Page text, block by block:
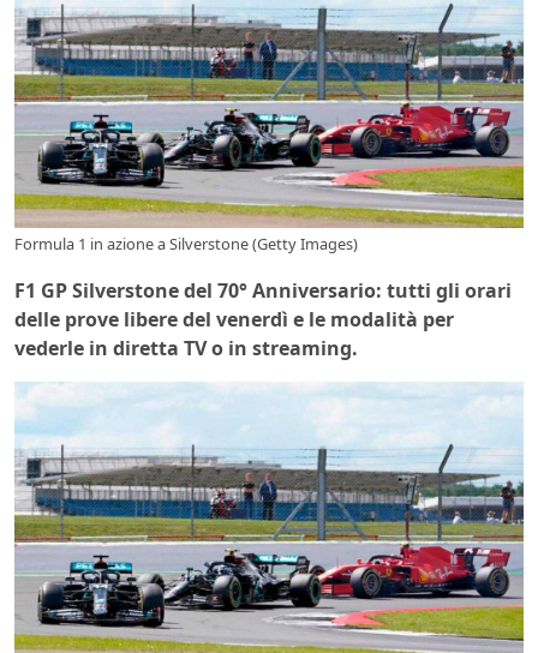
Formula 1 in azione a Silverstone (Getty Images)
F1 GP Silverstone del 70° Anniversario: tutti gli orari
delle prove libere del venerdì e le modalità per
vederle in diretta TV o in streaming.